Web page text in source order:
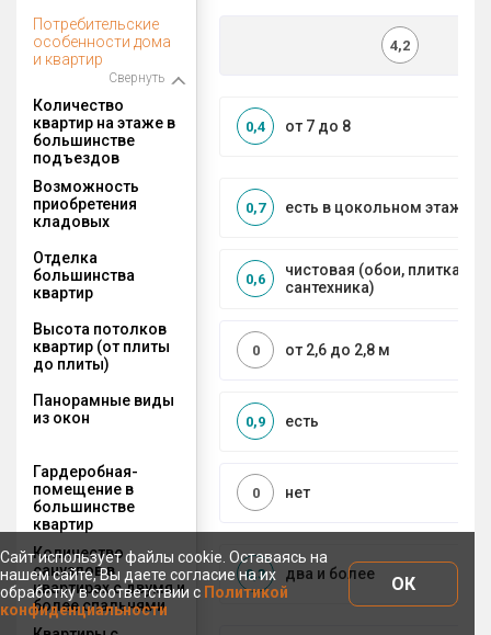
Потребительские
особенности дома
и квартир
Свернуть
4,2
Количество
квартир на этаже в
большинстве
подъездов
от 7 до 8
0,4
Возможность
приобретения
кладовых
есть в цокольном этаже
0,7
Отделка
большинства
квартир
чистовая (обои, плитка,
сантехника)
0,6
Высота потолков
квартир (от плиты
до плиты)
от 2,6 до 2,8 м
0
Панорамные виды
из окон
есть
0,9
Гардеробная-
помещение в
большинстве
квартир
нет
0
Количество
санузлов в
квартирах с двумя и
более спальнями
два и более
0,3
Сайт использует файлы cookie. Оставаясь на
нашем сайте, Вы даете согласие на их
обработку в соответствии с Политикой
конфиденциальности
ОК